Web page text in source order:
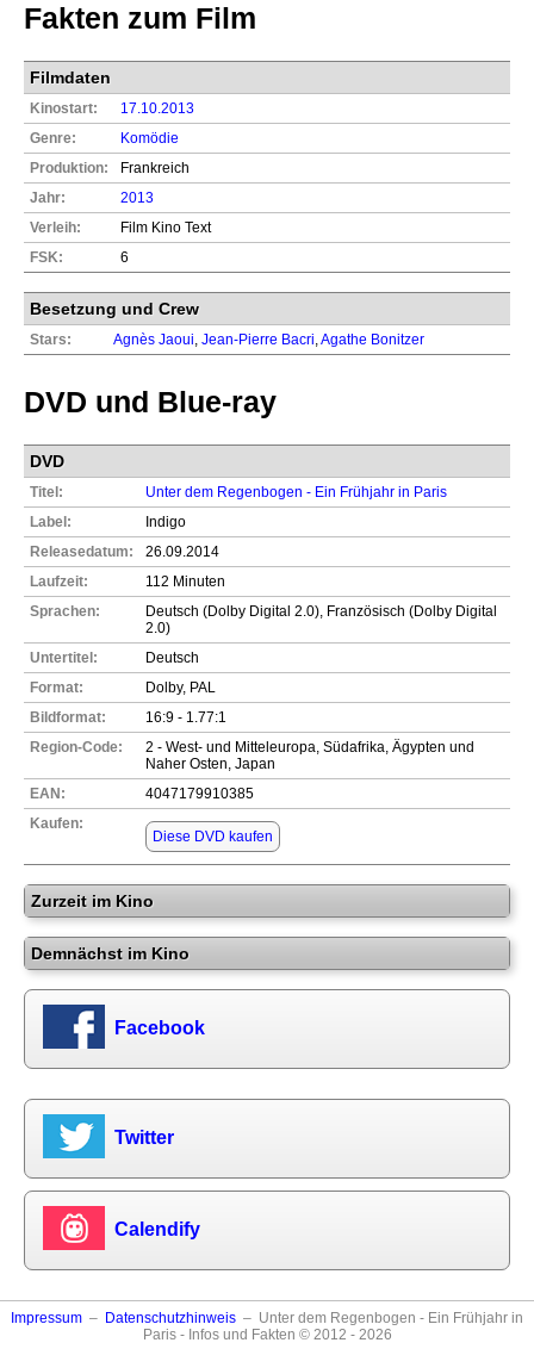
Fakten zum Film
Filmdaten
Kinostart:
17.10.2013
Genre:
Komödie
Produktion:
Frankreich
Jahr:
2013
Verleih:
Film Kino Text
FSK:
6
Besetzung und Crew
Stars: Agnès Jaoui, Jean-Pierre Bacri,Agathe Bonitzer
DVD und Blue-ray
DVD
Titel:
Unter dem Regenbogen - Ein Frühjahr in Paris
Label:
Indigo
Releasedatum:
26.09.2014
Laufzeit:
112 Minuten
Sprachen:
Deutsch (Dolby Digital 2.0), Französisch (Dolby Digital
2.0)
Untertitel:
Deutsch
Format:
Dolby, PAL
Bildformat:
16:9 - 1.77:1
Region-Code:
2 - West- und Mitteleuropa, Südafrika, Ägypten und
Naher Osten, Japan
EAN:
4047179910385
Kaufen:
Diese DVD kaufen
Zurzeit im Kino
Demnächst im Kino
Facebook
Twitter
Calendify
Impressum – Datenschutzhinweis – Unter dem Regenbogen - Ein Frühjahr in
Paris - Infos und Fakten © 2012 - 2026